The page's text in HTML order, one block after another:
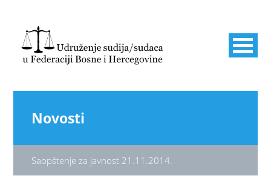
Novosti
Saopštenje za javnost 21.11.2014.